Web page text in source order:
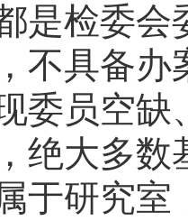
是检委
不具备
委员空缺
绝大多数
于研究室